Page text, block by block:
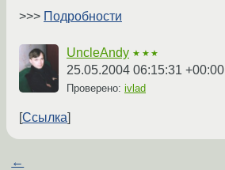
>>> Подробности
UncleAndy ★★★
25.05.2004 06:15:31 +00:00
Проверено: ivlad
Ссылка
←